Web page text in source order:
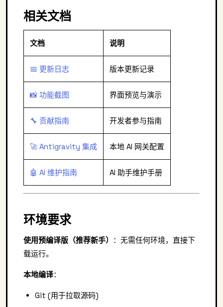
相关文档
文档 说明
📅 更新日志 版本更新记录
📸 功能截图 界面预览与演示
🔧 贡献指南 开发者参与指南
🚀 Antigravity 集成 本地 AI 网关配置
🤖 AI 维护指南 AI 助手维护手册
环境要求
使用预编译版（推荐新手） ：无需任何环境，直接下
载运行。
本地编译：
Git (用于拉取源码)